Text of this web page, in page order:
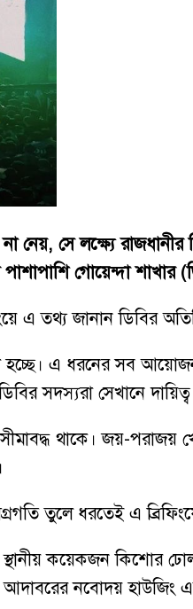
সে লক্ষ্যে
গোয়েন্দা শাখার
এ তথ্য জানান ডিবির
হচ্ছে। এ ধরনের সব
সদস্যরা সেখানে
থাকে। জয়-পরাজয়
তুলে ধরতেই এ
কয়েকজন কিশোর
নবোদয় হাউজিং